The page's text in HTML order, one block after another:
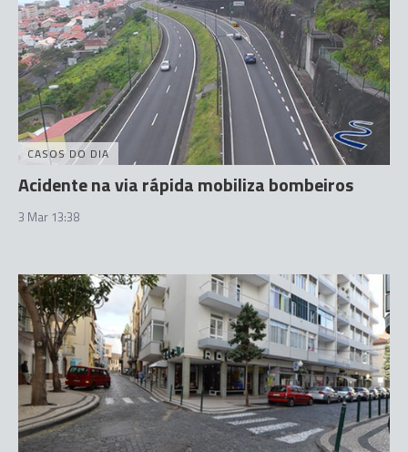
CASOS DO DIA
Acidente na via rápida mobiliza bombeiros
3 Mar 13:38